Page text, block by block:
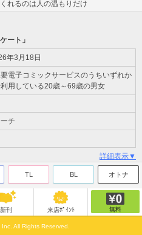
れるのは人の温もりだけ
ート」
年3月18日
電子コミックサービスのうちいずれか
用している20歳～69歳の男女
チ
詳細表示▼
TL BL オトナ
新刊 来店ﾎﾟｲﾝﾄ 無料
All Rights Reserved.